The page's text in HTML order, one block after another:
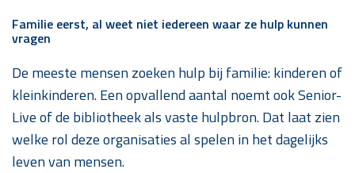
Familie eerst, al weet niet iedereen waar ze hulp kunnen
vragen
De meeste mensen zoeken hulp bij familie: kinderen of
kleinkinderen. Een opvallend aantal noemt ook Senior-
Live of de bibliotheek als vaste hulpbron. Dat laat zien
welke rol deze organisaties al spelen in het dagelijks
leven van mensen.